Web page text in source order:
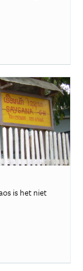
is het niet